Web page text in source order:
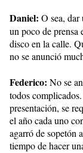
Daniel: O sea, dar
un poco de prensa
disco en la calle.
no se anunció
Federico: No se
todos
presentación, se
el año cada uno
agarró de sopetón
tiempo de hacer